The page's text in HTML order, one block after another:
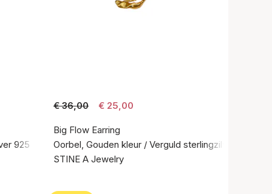
925
€ 36,00 € 25,00
Big Flow Earring
Oorbel, Gouden kleur / Verguld sterlingzilver 925
STINE A Jewelry